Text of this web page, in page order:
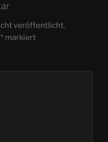
veröffentlicht.
* markiert